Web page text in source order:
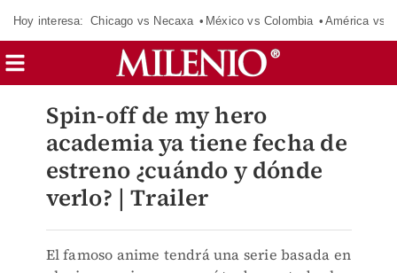
Hoy interesa: Chicago vs Necaxa México vs Colombia América vs
Spin-off de my hero
academia ya tiene fecha de
estreno ¿cuándo y dónde
verlo? | Trailer
El famoso anime tendrá una serie basada en